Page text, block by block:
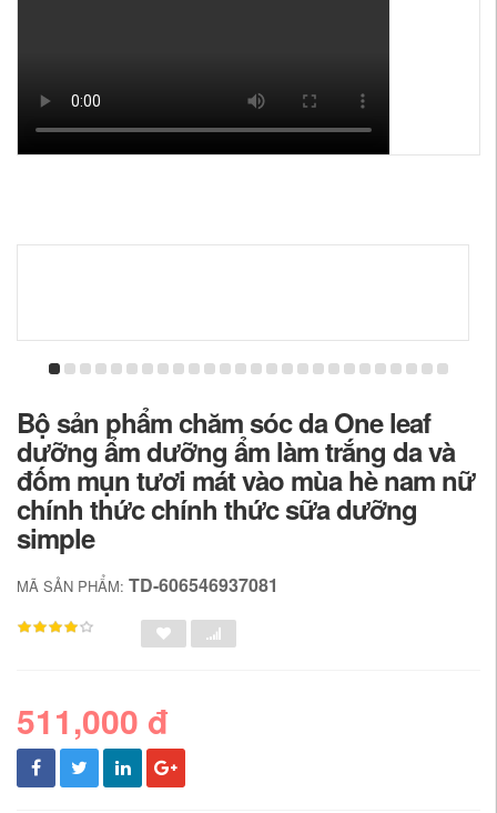
Bộ sản phẩm chăm sóc da One leaf
dưỡng ẩm dưỡng ẩm làm trắng da và
đốm mụn tươi mát vào mùa hè nam nữ
chính thức chính thức sữa dưỡng
simple
MÃ SẢN PHẨM: TD-606546937081
511,000 đ